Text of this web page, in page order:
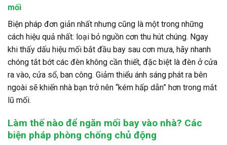
mối
Biện pháp đơn giản nhất nhưng cũng là một trong những
cách hiệu quả nhất: loại bỏ nguồn cơn thu hút chúng. Ngay
khi thấy dấu hiệu mối bắt đầu bay sau cơn mưa, hãy nhanh
chóng tắt bớt các đèn không cần thiết, đặc biệt là đèn ở cửa
ra vào, cửa sổ, ban công. Giảm thiểu ánh sáng phát ra bên
ngoài sẽ khiến nhà bạn trở nên “kém hấp dẫn” hơn trong mắt
lũ mối.
Làm thế nào để ngăn mối bay vào nhà? Các
biện pháp phòng chống chủ động